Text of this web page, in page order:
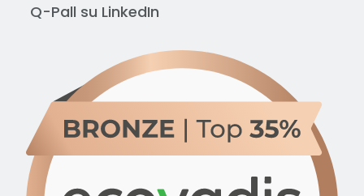
Q-Pall su LinkedIn